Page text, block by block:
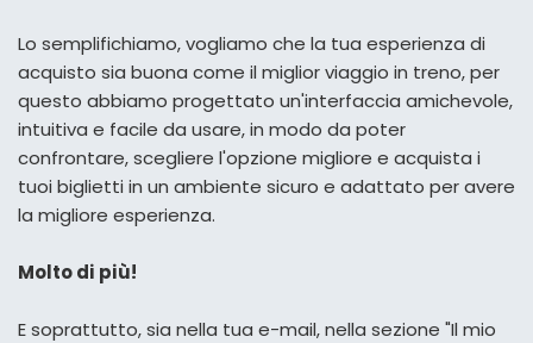
Lo semplifichiamo, vogliamo che la tua esperienza di
acquisto sia buona come il miglior viaggio in treno, per
questo abbiamo progettato un'interfaccia amichevole,
intuitiva e facile da usare, in modo da poter
confrontare, scegliere l'opzione migliore e acquista i
tuoi biglietti in un ambiente sicuro e adattato per avere
la migliore esperienza.
Molto di più!
E soprattutto, sia nella tua e-mail, nella sezione "Il mio